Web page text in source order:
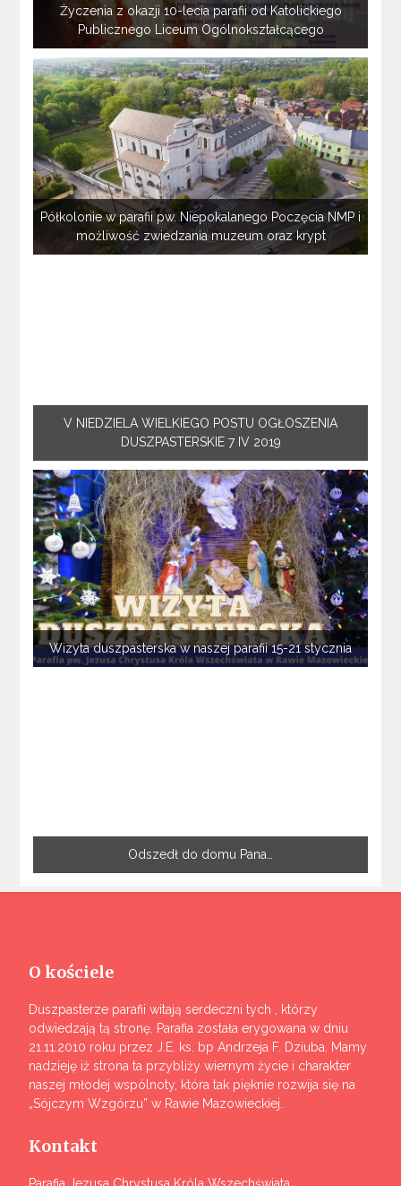
Życzenia z okazji 10-lecia parafii od Katolickiego
Publicznego Liceum Ogólnokształcącego
Półkolonie w parafii pw. Niepokalanego Poczęcia NMP i
możliwość zwiedzania muzeum oraz krypt
V NIEDZIELA WIELKIEGO POSTU OGŁOSZENIA
DUSZPASTERSKIE 7 IV 2019
Wizyta duszpasterska w naszej parafii 15-21 stycznia
Odszedł do domu Pana…
O kościele
Duszpasterze parafii witają serdeczni tych , którzy
odwiedzają tą stronę. Parafia została erygowana w dniu
21.11.2010 roku przez J.E. ks. bp Andrzeja F. Dziuba. Mamy
nadzieję iż strona ta przybliży wiernym życie i charakter
naszej młodej wspólnoty, która tak pięknie rozwija się na
„Sójczym Wzgórzu” w Rawie Mazowieckiej.
Kontakt